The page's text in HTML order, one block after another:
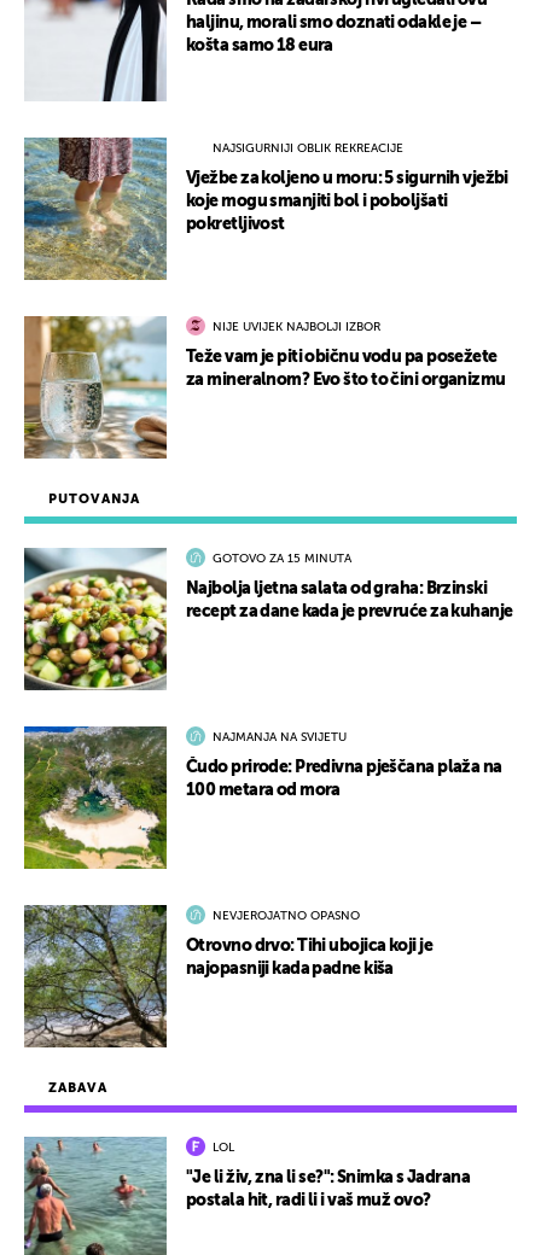
ZABAVA
LOL
"Je li živ, zna li se?": Snimka s Jadrana
postala hit, radi li i vaš muž ovo?
PUTOVANJA
GOTOVO ZA 15 MINUTA
Najbolja ljetna salata od graha: Brzinski
recept za dane kada je prevruće za kuhanje
NAJMANJA NA SVIJETU
Čudo prirode: Predivna pješčana plaža na
100 metara od mora
NEVJEROJATNO OPASNO
Otrovno drvo: Tihi ubojica koji je
najopasniji kada padne kiša
haljinu, morali smo doznati odakle je –
košta samo 18 eura
NAJSIGURNIJI OBLIK REKREACIJE
Vježbe za koljeno u moru: 5 sigurnih vježbi
koje mogu smanjiti bol i poboljšati
pokretljivost
NIJE UVIJEK NAJBOLJI IZBOR
Teže vam je piti običnu vodu pa posežete
za mineralnom? Evo što to čini organizmu